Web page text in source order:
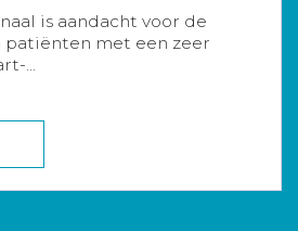
is aandacht voor de
patiënten met een zeer
...